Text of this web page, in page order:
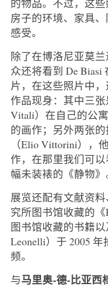
房子的环境、家具
感受。
除了在博洛尼亚莫
众还将看到 De Biasi
片，在这些照片中
作品现身：其中三
Vitali）在自己的公
的画作；另外两张
（Elio Vittorini），
作，在那里我们可
幅未装裱的《静物》
展览还配有文献资
究所图书馆收藏的
图书馆收藏的书籍
Leonelli）于 2005
频。
与马里奥-德-比亚西